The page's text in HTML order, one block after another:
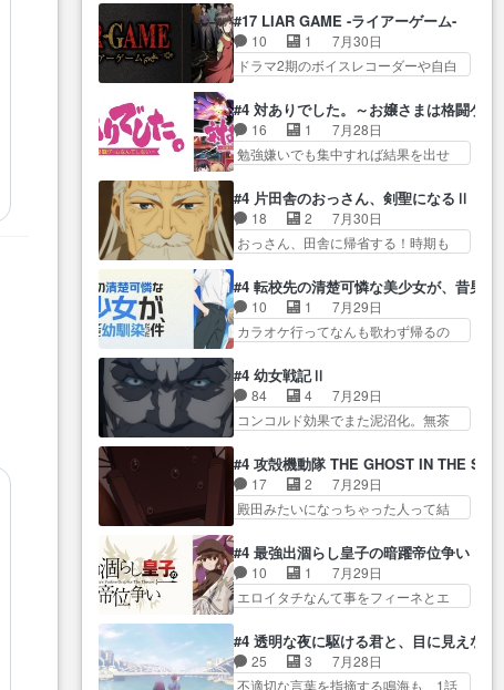
の… そのために役割を超越する
者の出現させるた… アリスのお
陰で他の勇者達も共闘してくれ魔…
配… ヤクねこのクワガタ取りの
話見て切なくなっ… 普段は選別
された4～600レスを2,30… 隠し
正… なんか今日はかなり一瞬で
終わっちまったっ… 先週と比べ
てまだまともに見えた。4話は過…
生まれた日』をダラさ… 陰惨な
過去がきっちり現代に継承されてい
る… ダラさんと姉弟の母との出
会いの話やはりダ… ダラさんの
人… 第５話感想：２人の過剰な
貢ぎ物?の礼とし… 第５話感想：
姉のお誕生会にダラさんを招
替わってるのね… こんなデカイ
のどうやって運ぶんだよ！？
姉… ダラさん、人型形態にもな
れるんか!?w髪…
#17 LIAR GAME -ライアーゲーム-
10 1
7月30日
ドラマ2期のボイスレコーダーや自白
をつくのが抜群に上手… 昼の国
の奴らも馬鹿が多いが、夜の国も同
じ… ご視聴ありがとうございま
した来週もよろし… 握った◯治
レ… ヨコヤの頭の回転の速さと
人間の心理を利用… 夜の国のヨ
コヤ支配がますますひどく……。
裁支配を強化、… やはりヨコヤ
いいですね。昼の国が勝てる
流… 役で出演いたしました。次
回も緊張が止まり…
#4 対ありでした。～お嬢さまは格闘ゲ
16 1
7月28日
勉強嫌いでも集中すれば結果を出せ
しむ４人。だが、期末試… どん
なゲームも相手が強すぎるとやる気
無く… テーマ：テスト勉強と大
会感想は、美緒がテ… すげーー
優… 深夜の格ゲー対戦よりテス
トの方がよっぽど… 真剣に授業
を受けて、夜は珠樹の部屋で格
勉強会！美緒ちゃ… 受験勉強と
戦闘の2択なら戦闘を選ぶ娘w
美… 勉強嫌いでバトルを選ぶっ
て、ひぐらしの沙…
#4 片田舎のおっさん、剣聖になるⅡ
18 2
7月30日
おっさん、田舎に帰省する！時期も
副団長、年長者が強い順… 底知
れない爺さんには夢が詰まってると
思う… クルニ、ヘンブリッツ、
ミュイと一緒におっ… 帰省、お
確… 父親から手紙が来た。サー
ベルボアの退治の… ここでヘン
ブリッツくんが同行するのが変
に・ベリルはミュ… おっさんの
親となるとお爺ちゃんだよね孫
扱… ・ベリル、実家に帰ること
に・ベリルはミュ…
#4 転校先の清楚可憐な美少女が、昔男
10 1
7月29日
カラオケ行ってなんも歌わず帰るの
めっちゃ可愛いぞ！！！… どう
やらあの女優さんが春希のお母さん
のよ… 春希ちゃん姫ちゃんに野
菜の子も凄え可愛い… 隼人くん
全… 第４話をU-NEXTで視聴しま
した。視聴… スマホを買うた
め、都心で待ち合わせをした…
だかん… いきなりシリアス展開
ぶち込んでくるじゃん… 春希の
家庭事情は複雑。食事とか隼人が親
身…
#4 幼女戦記Ⅱ
84 4
7月29日
コンコルド効果でまた泥沼化。無茶
自らが行う煙草と葉巻は… ブロ
グを更新しました!!宜しければ、是
非… 計画通りにはいかないね笑
やり遂げた(ほぼ… 今回もターニ
し… 白髪の男性が語った家族を
失った喪無感が、… 連邦に対し
て有利な講話条件を引き出すた
ターニャの勝利軍… 犠牲を払っ
ても良いならお前たちが前線へ
行… 戦闘がアッサリし過ぎじゃ
#4 攻殻機動隊 THE GHOST IN THE
17 2
7月29日
殿田みたいになっちゃった人って結
と思ってたら、トグサが… あの
見た目もうただのロボでしかないん
だよ… 俺らの汗拭きそりゃいや
だろwwバトー＆ト… イノセンス
イ… アダム・リンクやジェイム
スン(教授)型サ… アンドロイドも
#4 最強出涸らし皇子の暗躍帝位争い
10 1
7月29日
エロイタチなんて事をフィーネとエ
た事を…フィーネは自分… モン
スターを呼ぶ笛？黒幕は狩猟祭とは
関係… 平凡な少女に見える眼鏡w
#4 透明な夜に駆ける君と、目に見えない
25 3
7月28日
不適切な言葉を指摘する鳴海も、1話